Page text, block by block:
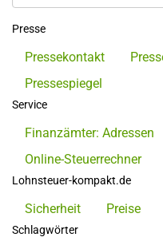
Presse
Pressekontakt
Pressespiegel
Service
Finanzämter: Adressen
Online-Steuerrechner
Lohnsteuer-kompakt.de
Sicherheit Preise
Schlagwörter